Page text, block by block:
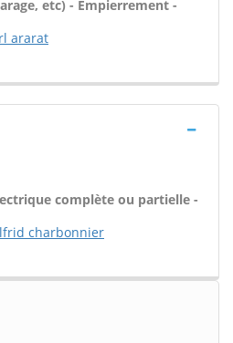
etc) - Empierrement -
ararat
complète ou partielle -
charbonnier